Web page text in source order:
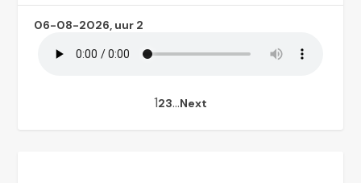
06-08-2026, uur 2
123…Next